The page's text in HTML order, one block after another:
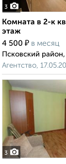
3
Комната в 2-к
этаж
4 500 ₽ в месяц
Псковский
Агентство,
3